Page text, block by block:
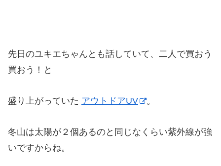
先日のユキエちゃんとも話していて、二人で買おう
買おう！と
盛り上がっていた アウトドアUV 。
冬山は太陽が２個あるのと同じなくらい紫外線が強
いですからね。